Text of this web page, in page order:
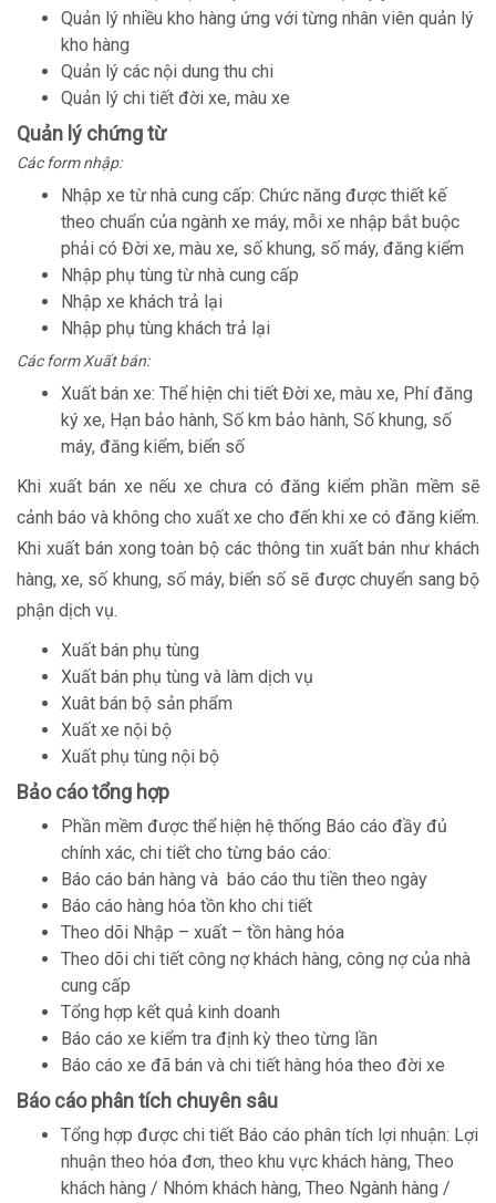
Quản lý nhiều kho hàng ứng với từng nhân viên quản lý
kho hàng
Quản lý các nội dung thu chi
Quản lý chi tiết đời xe, màu xe
Quản lý chứng từ
Các form nhập:
Nhập xe từ nhà cung cấp: Chức năng được thiết kế
theo chuẩn của ngành xe máy, mỗi xe nhập bắt buộc
phải có Đời xe, màu xe, số khung, số máy, đăng kiểm
Nhập phụ tùng từ nhà cung cấp
Nhập xe khách trả lại
Nhập phụ tùng khách trả lại
Các form Xuất bán:
Xuất bán xe: Thể hiện chi tiết Đời xe, màu xe, Phí đăng
ký xe, Hạn bảo hành, Số km bảo hành, Số khung, số
máy, đăng kiểm, biển số
Khi xuất bán xe nếu xe chưa có đăng kiểm phần mềm sẽ
cảnh báo và không cho xuất xe cho đến khi xe có đăng kiểm.
Khi xuất bán xong toàn bộ các thông tin xuất bán như khách
hàng, xe, số khung, số máy, biển số sẽ được chuyển sang bộ
phận dịch vụ.
Xuất bán phụ tùng
Xuất bán phụ tùng và làm dịch vụ
Xuât bán bộ sản phẩm
Xuất xe nội bộ
Xuất phụ tùng nội bộ
Bảo cáo tổng hợp
Phần mềm được thể hiện hệ thống Báo cáo đầy đủ
chính xác, chi tiết cho từng báo cáo:
Báo cáo bán hàng và báo cáo thu tiền theo ngày
Báo cáo hàng hóa tồn kho chi tiết
Theo dõi Nhập – xuất – tồn hàng hóa
Theo dõi chi tiết công nợ khách hàng, công nợ của nhà
cung cấp
Tổng hợp kết quả kinh doanh
Báo cáo xe kiểm tra định kỳ theo từng lần
Báo cáo xe đã bán và chi tiết hàng hóa theo đời xe
Báo cáo phân tích chuyên sâu
Tổng hợp được chi tiết Báo cáo phân tích lợi nhuận: Lợi
nhuận theo hóa đơn, theo khu vực khách hàng, Theo
khách hàng / Nhóm khách hàng, Theo Ngành hàng /